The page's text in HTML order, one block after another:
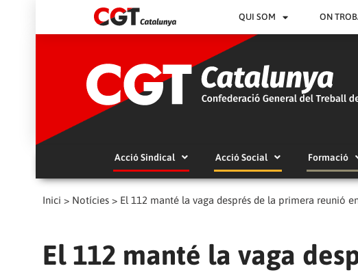
QUI SOM ON
Acció Sindical Acció Social Formació
Inici > Notícies > El 112 manté la vaga després de la primera reunió
El 112 manté la vaga